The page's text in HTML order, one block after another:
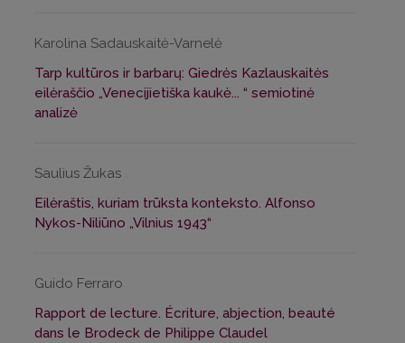
Karolina Sadauskaitė-Varnelė
Tarp kultūros ir barbarų: Giedrės Kazlauskaitės
eilėraščio „Venecijietiška kaukė... “ semiotinė
analizė
Saulius Žukas
Eilėraštis, kuriam trūksta konteksto. Alfonso
Nykos-Niliūno „Vilnius 1943“
Guido Ferraro
Rapport de lecture. Écriture, abjection, beauté
dans le Brodeck de Philippe Claudel